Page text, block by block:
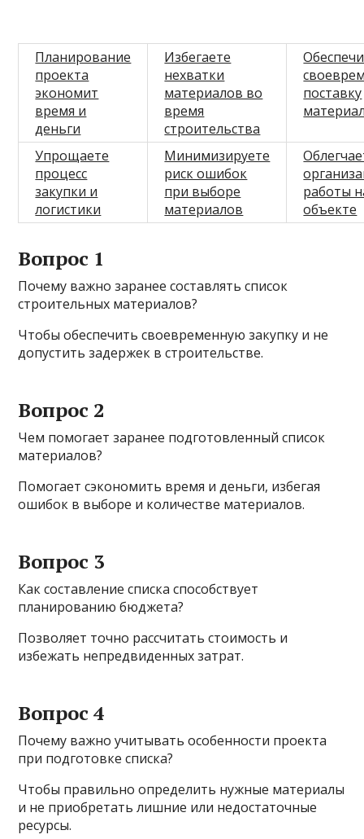
Планирование
проекта
экономит
время и
деньги
Избегаете
нехватки
материалов во
время
строительства
поставку
Упрощаете
процесс
закупки и
логистики
Минимизируете
риск ошибок
при выборе
материалов
работы
объекте
Вопрос 1
Почему важно заранее составлять список
строительных материалов?
Чтобы обеспечить своевременную закупку и не
допустить задержек в строительстве.
Вопрос 2
Чем помогает заранее подготовленный список
материалов?
Помогает сэкономить время и деньги, избегая
ошибок в выборе и количестве материалов.
Вопрос 3
Как составление списка способствует
планированию бюджета?
Позволяет точно рассчитать стоимость и
избежать непредвиденных затрат.
Вопрос 4
Почему важно учитывать особенности проекта
при подготовке списка?
Чтобы правильно определить нужные материалы
и не приобретать лишние или недостаточные
ресурсы.